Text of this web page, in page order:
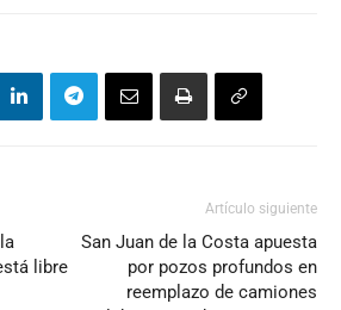
libre
Artículo siguiente
San Juan de la Costa apuesta
por pozos profundos en
reemplazo de camiones